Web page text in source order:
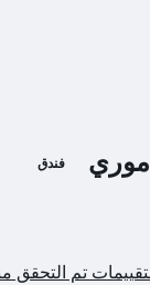
موري فندق